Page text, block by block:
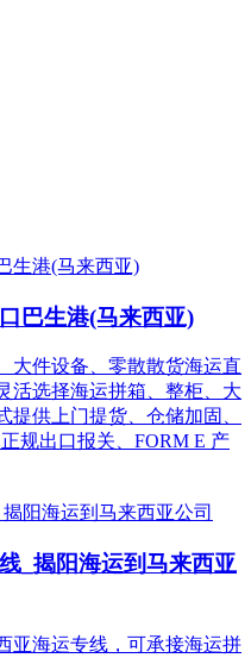
巴生港(马来西亚)
大件设备、零散散货海运直
活选择海运拼箱、整柜、大
供上门提货、仓储加固、
规出口报关、FORM E 产
_揭阳海运到马来西亚
亚海运专线，可承接海运拼